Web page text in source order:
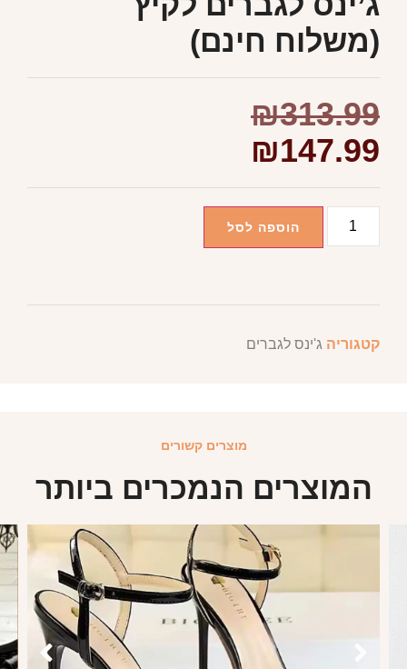
(משלוח חינם)
₪313.99
₪147.99
הוספה לסל
קטגוריה ג'ינס לגברים
מוצרים קשורים
המוצרים הנמכרים ביותר